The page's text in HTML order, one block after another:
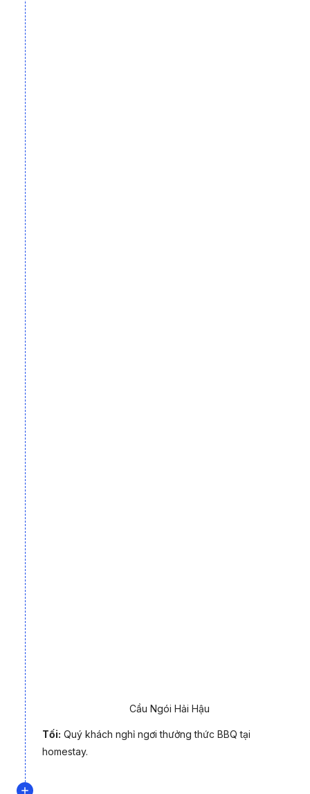
Cầu Ngói Hải Hậu
Tối: Quý khách nghỉ ngơi thưởng thức BBQ tại
homestay.